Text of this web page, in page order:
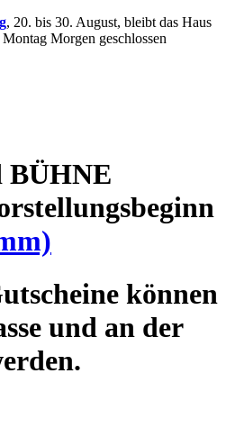
, 20. bis 30. August, bleibt das Haus
Morgen geschlossen
BÜHNE
können
und an der